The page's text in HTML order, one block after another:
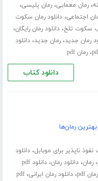
،رمان معمایی،رمان پلیسی،
اجتماعی،دانلود رمان سکوت
سکوت تلخ،دانلود رمان رایگان،
رمان جدید،رمان جدید،دانلود
،رمان pdf
دانلود کتاب
بهترین رمان‌ها
نفوذ ناپذیر برای موبایل،دانلود
،رمان،دانلود رمان،
دانلود pdf
رمان pdf ،دانلود رمان ایرانی،pdf